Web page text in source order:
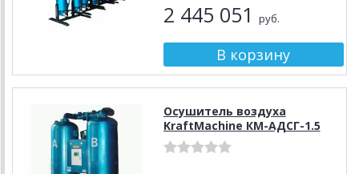
2 445 051 руб.
Осушитель воздуха
KraftMachine КМ-АДСГ-1.5